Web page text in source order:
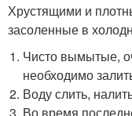
Хрустящими и
засоленные в
Чисто вымытые,
необходимо
Воду слить,
Во время